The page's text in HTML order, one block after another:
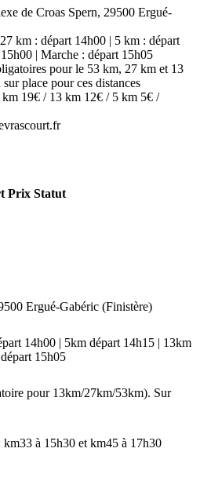
de Croas Spern, 29500 Ergué-
km : départ 14h00 | 5 km : départ
| Marche : départ 15h05
pour le 53 km, 27 km et 13
place pour ces distances
19€ / 13 km 12€ / 5 km 5€ /
Prix Statut
Ergué-Gabéric (Finistère)
14h00 | 5km départ 14h15 | 13km
15h05
pour 13km/27km/53km). Sur
à 15h30 et km45 à 17h30